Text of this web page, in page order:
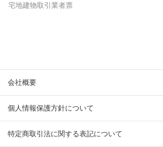
宅地建物取引業者票
会社概要
個人情報保護方針について
特定商取引法に関する表記について